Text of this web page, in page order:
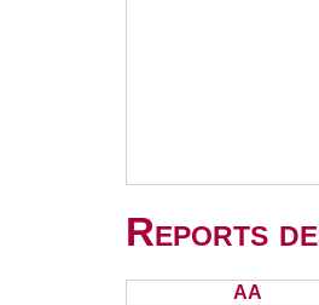
Reports
AA